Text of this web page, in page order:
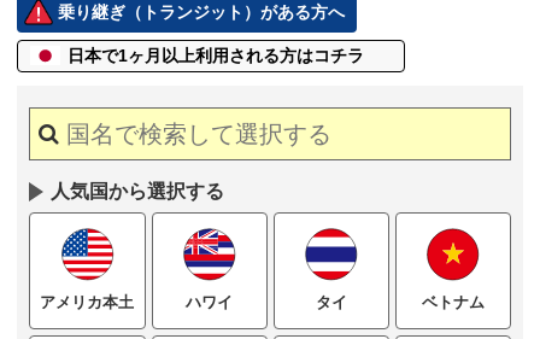
乗り継ぎ（トランジット）がある方へ
日本で1ヶ月以上利用される方はコチラ
人気国から選択する
アメリカ本土 ハワイ タイ ベトナム